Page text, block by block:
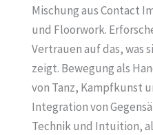
Mischung aus Contact
und Floorwork.
Vertrauen auf das, was
zeigt. Bewegung als
von Tanz, Kampfkunst
Integration von
Technik und Intuition,